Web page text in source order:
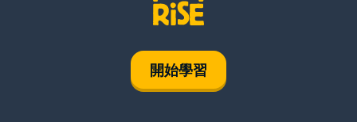
開始學習